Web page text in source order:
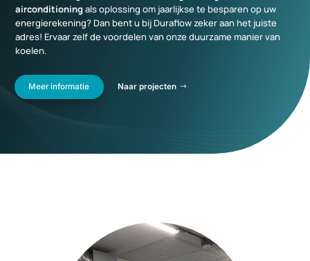
Zoekt u, als organisatie, naar eenenergiezuinige
airconditioningals oplossing om jaarlijkse te besparen op uw
energierekening? Dan bent u bij Duraflow zeker aan het juiste
adres! Ervaar zelf de voordelen van onze duurzame manier van